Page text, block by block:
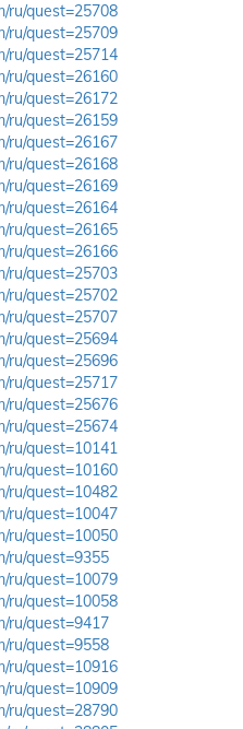
ru/quest=25708
ru/quest=25709
ru/quest=25714
ru/quest=26160
ru/quest=26172
ru/quest=26159
ru/quest=26167
ru/quest=26168
ru/quest=26169
ru/quest=26164
ru/quest=26165
ru/quest=26166
ru/quest=25703
ru/quest=25702
ru/quest=25707
ru/quest=25694
ru/quest=25696
ru/quest=25717
ru/quest=25676
ru/quest=25674
ru/quest=10141
ru/quest=10160
ru/quest=10482
ru/quest=10047
ru/quest=10050
ru/quest=9355
ru/quest=10079
ru/quest=10058
ru/quest=9417
ru/quest=9558
ru/quest=10916
ru/quest=10909
ru/quest=28790